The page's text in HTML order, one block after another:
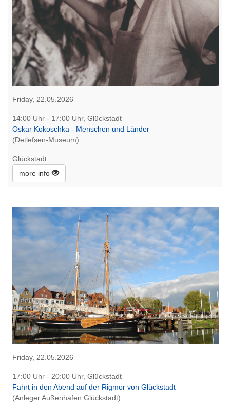
Friday, 22.05.2026
14:00 Uhr - 17:00 Uhr, Glückstadt
Oskar Kokoschka - Menschen und Länder
(Detlefsen-Museum)
Glückstadt
more info
Friday, 22.05.2026
17:00 Uhr - 20:00 Uhr, Glückstadt
Fahrt in den Abend auf der Rigmor von Glückstadt
(Anleger Außenhafen Glückstadt)